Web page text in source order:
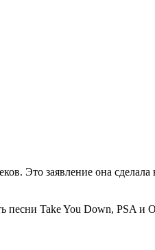
Это заявление она
Take You Down, PSA и